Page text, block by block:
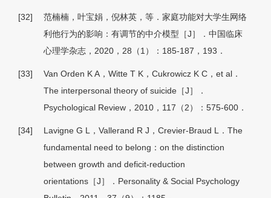
[32]
范楠楠，叶宝娟，倪林英，等．家庭功能对大学生网络
利他行为的影响：有调节的中介模型［J］．中国临床
心理学杂志，2020，28（1）：185-187，193．
[33]
Van Orden K A，Witte T K，Cukrowicz K C，et al．
The interpersonal theory of suicide［J］．
Psychological Review，2010，117（2）：575-600．
[34]
Lavigne G L，Vallerand R J，Crevier-Braud L．The
fundamental need to belong：on the distinction
between growth and deficit-reduction
orientations［J］．Personality & Social Psychology